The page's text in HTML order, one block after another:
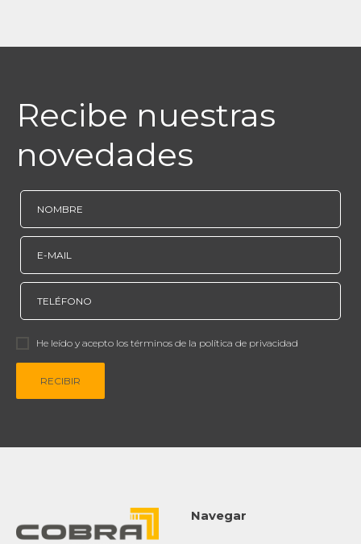
Recibe nuestras
novedades
He leído y acepto los términos de la política de privacidad
RECIBIR
Navegar